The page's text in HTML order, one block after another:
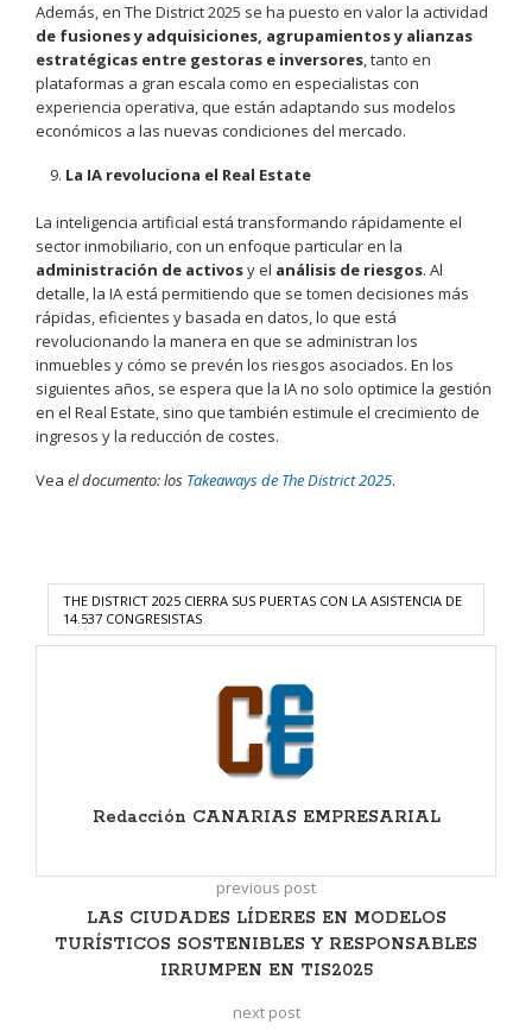
Además, en The District 2025 se ha puesto en valor la actividad
de fusiones y adquisiciones, agrupamientos y alianzas
estratégicas entre gestoras e inversores, tanto en
plataformas a gran escala como en especialistas con
experiencia operativa, que están adaptando sus modelos
económicos a las nuevas condiciones del mercado.
La IA revoluciona el Real Estate
La inteligencia artificial está transformando rápidamente el
sector inmobiliario, con un enfoque particular en la
administración de activosy el análisis de riesgos. Al
detalle, la IA está permitiendo que se tomen decisiones más
rápidas, eficientes y basada en datos, lo que está
revolucionando la manera en que se administran los
inmuebles y cómo se prevén los riesgos asociados. En los
siguientes años, se espera que la IA no solo optimice la gestión
en el Real Estate, sino que también estimule el crecimiento de
ingresos y la reducción de costes.
Vea el documento: los Takeaways de The District 2025.
THE DISTRICT 2025 CIERRA SUS PUERTAS CON LA ASISTENCIA DE
14.537 CONGRESISTAS
Redacción CANARIAS EMPRESARIAL
previous post
LAS CIUDADES LÍDERES EN MODELOS
TURÍSTICOS SOSTENIBLES Y RESPONSABLES
IRRUMPEN EN TIS2025
next post